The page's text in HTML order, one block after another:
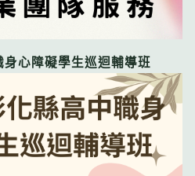
身心障礙學生巡迴輔導班